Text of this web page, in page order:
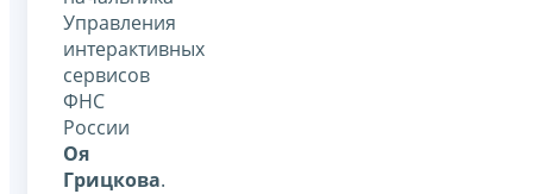
Управления
интерактивных
сервисов
ФНС
России
Оя
Грицкова.